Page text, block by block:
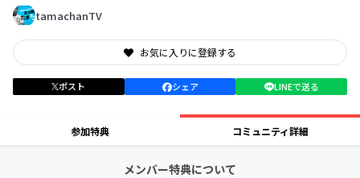
tamachanTV
お気に入りに登録する
ポスト シェア LINEで送る
参加特典 コミュニティ詳細
メンバー特典について